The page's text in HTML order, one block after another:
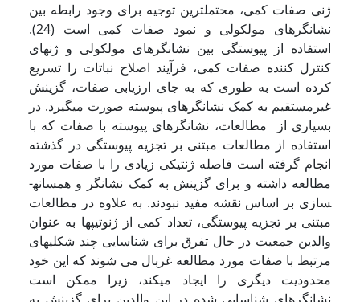
ژنی صفات کمی، محتمل­ترین توجیه برای وجود رابطه بین
نشانگرهای مولکولی و نمود صفات کمی است (24).
استفاده از پیوستگی بین نشانگرهای مولکولی و ژنهای
کنترل کننده صفات کمی، فرآیند اصلاح نباتات را تسریع
کرده است به طوری که به جای ارزیابی صفات، گزینش
غیر­مستقیم به کمک نشانگرهای پیوسته صورت می­گیرد. در
بسیاری از مطالعات، نشانگرهای پیوسته با صفات که با
استفاده از مطالعات مبتنی بر تجزیه پیوستگی در گذشته
انجام گرفته است فاصله ژنتیکی زیادی را با صفات مورد
مطالعه داشته و برای گزینش به کمک نشانگر و همسانه­
سازی بر اساس نقشه مفید نبودند. به علاوه در مطالعات
مبتنی بر تجزیه پیوستگی، تعداد کمی از ژنوتیپها به عنوان
والدین جمعیت در حال تفرق برای شناسایی چند شکلیهای
مرتبط با صفات مورد مطالعه غربال می شوند که این خود
محدودیت دیگری را ایجاد می­کند، زیرا ممکن است